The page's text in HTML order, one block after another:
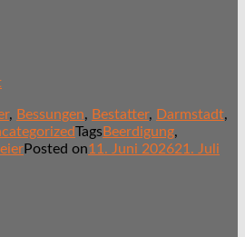
, Bessungen, Bestatter, Darmstadt,
TagsBeerdigung,
Posted on11. Juni 202621. Juli